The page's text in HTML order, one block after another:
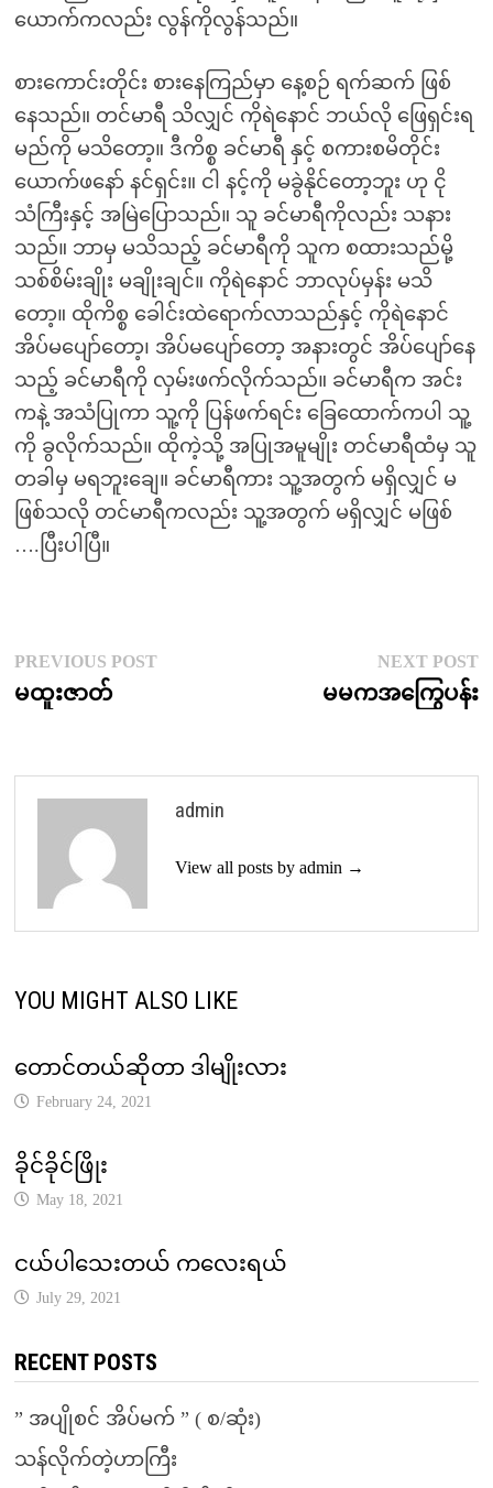
ယောက်ကလည်း လွန်ကိုလွန်သည်။
စားကောင်းတိုင်း စားနေကြည်မှာ နေ့စဉ် ရက်ဆက် ဖြစ်
နေသည်။ တင်မာရီ သိလျှင် ကိုရဲနောင် ဘယ်လို ဖြေရှင်းရ
မည်ကို မသိတော့။ ဒီကိစ္စ ခင်မာရီ နှင့် စကားစမိတိုင်း
ယောက်ဖနော် နင်ရှင်း။ ငါ နင့်ကို မခွဲနိုင်တော့ဘူး ဟု ငို
သံကြီးနှင့် အမြဲပြောသည်။ သူ ခင်မာရီကိုလည်း သနား
သည်။ ဘာမှ မသိသည့် ခင်မာရီကို သူက စထားသည်မို့
သစ်စိမ်းချိုး မချိုးချင်။ ကိုရဲနောင် ဘာလုပ်မှန်း မသိ
တော့။ ထိုကိစ္စ ခေါင်းထဲရောက်လာသည်နှင့် ကိုရဲနောင်
အိပ်မပျော်တော့၊ အိပ်မပျော်တော့ အနားတွင် အိပ်ပျော်နေ
သည့် ခင်မာရီကို လှမ်းဖက်လိုက်သည်။ ခင်မာရီက အင်း
ကနဲ့ အသံပြုကာ သူ့ကို ပြန်ဖက်ရင်း ခြေထောက်ကပါ သူ့
ကို ခွလိုက်သည်။ ထိုကဲ့သို့ အပြုအမူမျိုး တင်မာရီထံမှ သူ
တခါမှ မရဘူးချေ။ ခင်မာရီကား သူ့အတွက် မရှိလျှင် မ
ဖြစ်သလို တင်မာရီကလည်း သူ့အတွက် မရှိလျှင် မဖြစ်
….ပြီးပါပြီ။
Post
navigation
PREVIOUS POSTPrevious
မထူးဇာတ်
NEXT POST
မမကအကြွေပန်း
admin
View all posts by admin →
YOU MIGHT ALSO LIKE
တောင်တယ်ဆိုတာ ဒါမျိုးလား
February 24, 2021
ခိုင်ခိုင်ဖြိုး
May 18, 2021
ငယ်ပါသေးတယ် ကလေးရယ်
July 29, 2021
RECENT POSTS
” အပျိုစင် အိပ်မက် ” ( စ/ဆုံး)
သန်လိုက်တဲ့ဟာကြီး